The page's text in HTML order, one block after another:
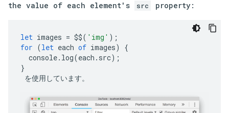
the value of each element's
src property:
let images = $$( 'img' );
for (let each of images)
{
console. log(each . src);
}
を使用しています。